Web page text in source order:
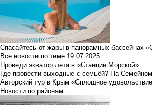
Спасайтесь от жары в панорамных бассейнах
Все новости по теме 19.07.2025
Проведи экватор лета в «Станции Морской»
Где провести выходные с семьёй? На
Авторский тур в Крым «Сплошное
Новости по районам